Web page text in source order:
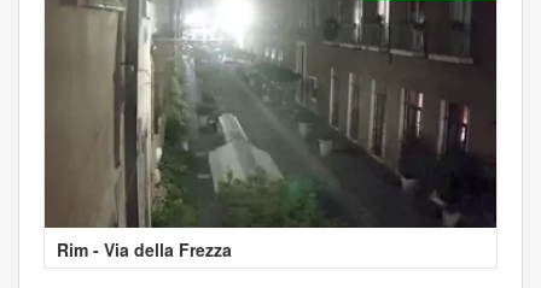
Rim - Via della Frezza